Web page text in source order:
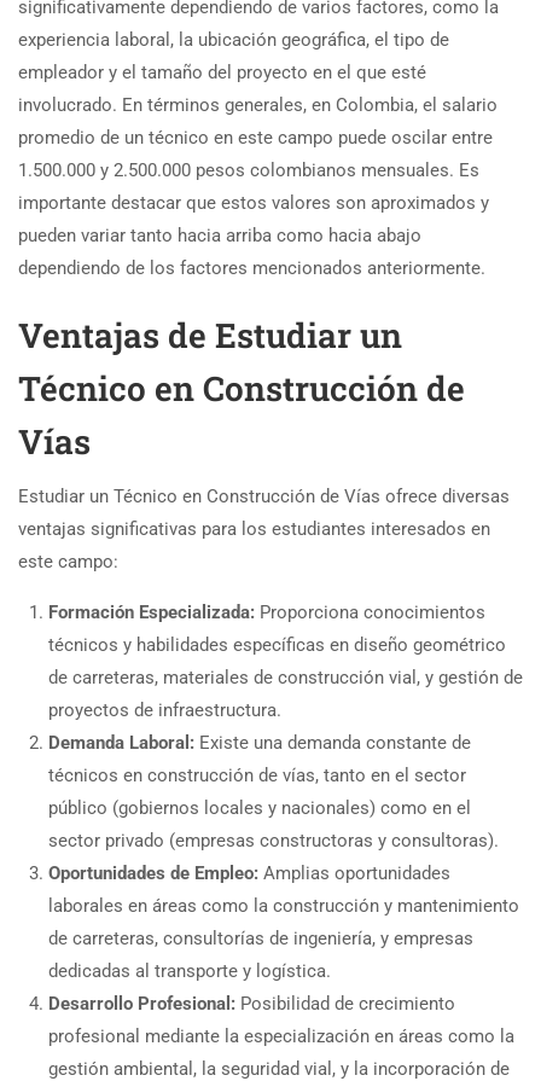
significativamente dependiendo de varios factores, como la
experiencia laboral, la ubicación geográfica, el tipo de
empleador y el tamaño del proyecto en el que esté
involucrado. En términos generales, en Colombia, el salario
promedio de un técnico en este campo puede oscilar entre
1.500.000 y 2.500.000 pesos colombianos mensuales. Es
importante destacar que estos valores son aproximados y
pueden variar tanto hacia arriba como hacia abajo
dependiendo de los factores mencionados anteriormente.
Ventajas de Estudiar un
Técnico en Construcción de
Vías
Estudiar un Técnico en Construcción de Vías ofrece diversas
ventajas significativas para los estudiantes interesados en
este campo:
Formación Especializada: Proporciona conocimientos
técnicos y habilidades específicas en diseño geométrico
de carreteras, materiales de construcción vial, y gestión de
proyectos de infraestructura.
Demanda Laboral: Existe una demanda constante de
técnicos en construcción de vías, tanto en el sector
público (gobiernos locales y nacionales) como en el
sector privado (empresas constructoras y consultoras).
Oportunidades de Empleo: Amplias oportunidades
laborales en áreas como la construcción y mantenimiento
de carreteras, consultorías de ingeniería, y empresas
dedicadas al transporte y logística.
Desarrollo Profesional: Posibilidad de crecimiento
profesional mediante la especialización en áreas como la
gestión ambiental, la seguridad vial, y la incorporación de